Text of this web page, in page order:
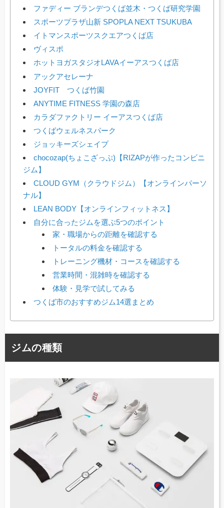
ファディー ブランデつくば並木・つくば研究学園
スポーツプラザ山新 SPOPLA NEXT TSUKUBA
イトマンスポーツスクエアつくば店
ヴィスポ
ホットヨガスタジオLAVAイーアスつくば店
アックアセレーナ
JOYFIT つくば竹園
ANYTIME FITNESS 学園の森店
カラダファクトリー イーアスつくば店
つくばウェルネスパーク
ジョッキーズシェイプ
chocozap(ちょこざっぷ)【RIZAPが作ったコンビニ
ジム】
CLOUD GYM（クラウドジム）【オンラインパーソ
ナル】
LEAN BODY【オンラインフィットネス】
自分に合ったジムを選ぶ5つのポイント
家・職場からの距離を確認する
トータルの料金を確認する
トレーニング機材・コースを確認する
営業時間・混雑時を確認する
体験・見学で試してみる
つくば市のおすすめジム14選まとめ
ジムの種類